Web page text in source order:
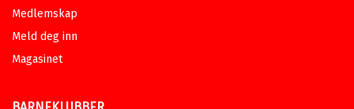
Medlemskap
Meld deg inn
Magasinet